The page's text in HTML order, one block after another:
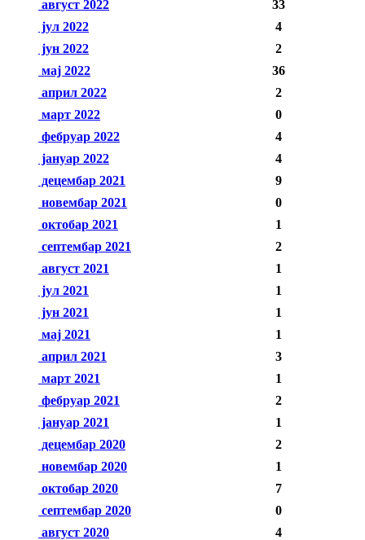
август 2022
33
јул 2022
4
јун 2022
2
мај 2022
36
април 2022
2
март 2022
0
фебруар 2022
4
јануар 2022
4
децембар 2021
9
новембар 2021
0
октобар 2021
1
септембар 2021
2
август 2021
1
јул 2021
1
јун 2021
1
мај 2021
1
април 2021
3
март 2021
1
фебруар 2021
2
јануар 2021
1
децембар 2020
2
новембар 2020
1
октобар 2020
7
септембар 2020
0
август 2020
4